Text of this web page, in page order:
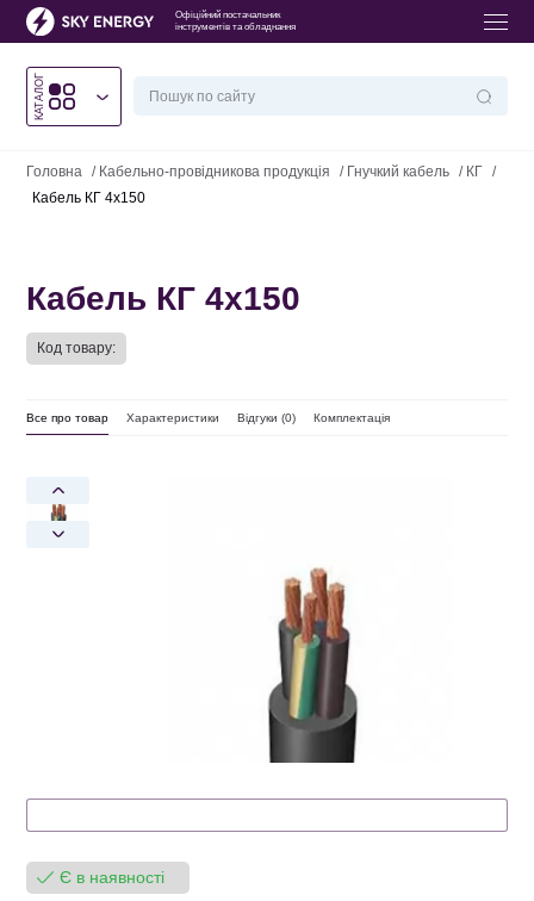
Офіційний постачальник
інструментів та обладнання
КАТАЛОГ
Головна / Кабельно-провідникова продукція / Гнучкий кабель / КГ /
Кабель КГ 4х150
Кабель КГ 4х150
Код товару:
Все про товар Характеристики Відгуки (0) Комплектація
Є в наявності